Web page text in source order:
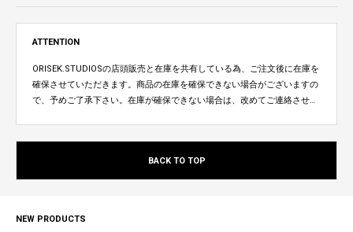
ATTENTION
ORISEK.STUDIOSの店頭販売と在庫を共有している為、ご注文後に在庫を
確保させていただきます。商品の在庫を確保できない場合がございますの
で、予めご了承下さい。在庫が確保できない場合は、改めてご連絡させて
BACK TO TOP
NEW PRODUCTS